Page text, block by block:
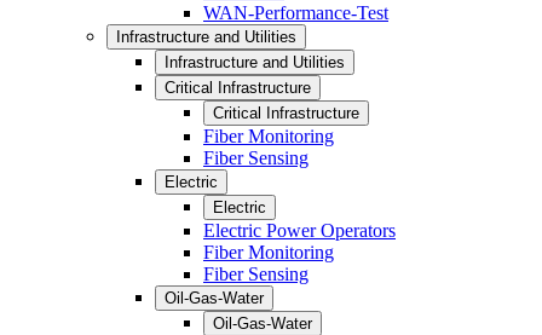
WAN-Performance-Test
Infrastructure and Utilities
Infrastructure and Utilities
Critical Infrastructure
Critical Infrastructure
Fiber Monitoring
Fiber Sensing
Electric
Electric
Electric Power Operators
Fiber Monitoring
Fiber Sensing
Oil-Gas-Water
Oil-Gas-Water